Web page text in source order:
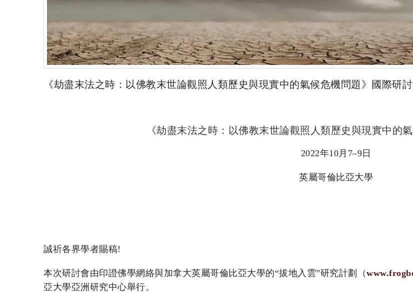
《劫盡末法之時：以佛教末世論觀照人類歷史與現實中的氣候危機問題》國際研
《劫盡末法之時：以佛教末世論觀照人類歷史與現實中的
2022年10月7–9日
英屬哥倫比亞大學
誠祈各界學者賜稿!
本次研討會由印證佛學網絡與加拿大英屬哥倫比亞大學的“拔地入雲”研究計劃（
亞大學亞洲研究中心舉行。